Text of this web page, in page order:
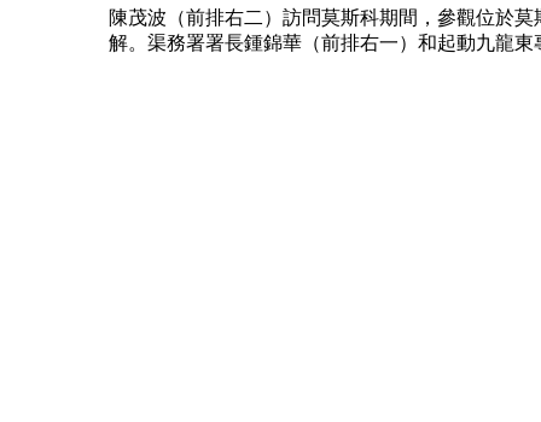
陳茂波（前排右二）訪問莫斯科期間，參觀位於
解。渠務署署長鍾錦華（前排右一）和起動九龍